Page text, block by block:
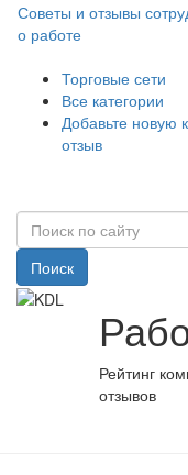
Советы и отзывы
о работе
Торговые сети
Все категории
Добавьте новую
отзыв
Поиск
Рейтинг
отзывов